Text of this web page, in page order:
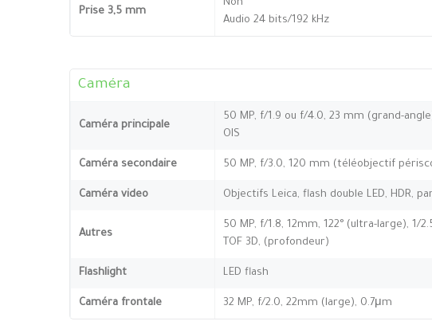
Prise 3,5 mm
Non
Audio 24 bits/192 kHz
Caméra
Caméra principale
50 MP, f/1.9 ou f/4.0, 23 mm (grand-
OIS
Caméra secondaire 50 MP, f/3.0, 120 mm (téléobjectif
Caméra video Objectifs Leica, flash double LED, HDR,
Autres
50 MP, f/1.8, 12mm, 122° (ultra-large), 1/
TOF 3D, (profondeur)
Flashlight LED flash
Caméra frontale 32 MP, f/2.0, 22mm (large), 0.7μm